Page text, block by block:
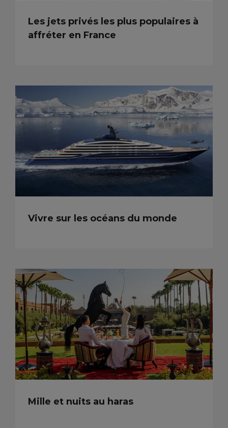
Les jets privés les plus populaires à
affréter en France
Vivre sur les océans du monde
Mille et nuits au haras